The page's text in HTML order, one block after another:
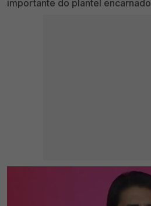
importante do plantel encarnado